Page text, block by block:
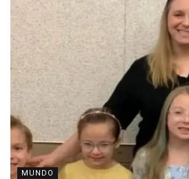
MUNDO